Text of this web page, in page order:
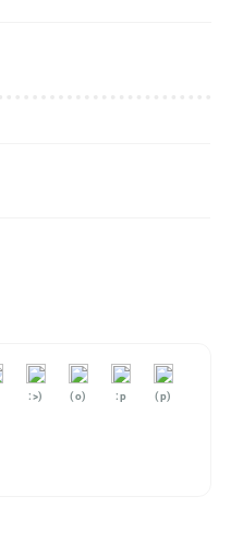
:>) (o) :p (p)